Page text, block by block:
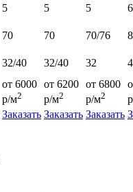
5 5 5
6
70 70 70/76
32/40 32/40 32
от 6000
р/м2
от 6200
р/м2
от 6800
р/м2
Заказать Заказать Заказать